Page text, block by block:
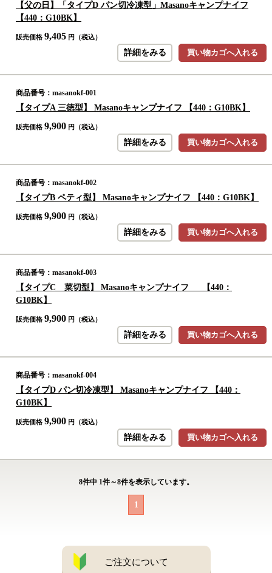
【父の日】「タイプD パン切冷凍型」Masanoキャンプナイフ
【440：G10BK】
販売価格 9,405 円（税込）
買い物カゴへ入れる
詳細をみる
商品番号：masanokf-001
【タイプA 三徳型】 Masanoキャンプナイフ 【440：G10BK】
販売価格 9,900 円（税込）
買い物カゴへ入れる
詳細をみる
商品番号：masanokf-002
【タイプB ペティ型】 Masanoキャンプナイフ 【440：G10BK】
販売価格 9,900 円（税込）
買い物カゴへ入れる
詳細をみる
商品番号：masanokf-003
【タイプC 菜切型】 Masanoキャンプナイフ 【440：
G10BK】
販売価格 9,900 円（税込）
買い物カゴへ入れる
詳細をみる
商品番号：masanokf-004
【タイプD パン切冷凍型】 Masanoキャンプナイフ 【440：
G10BK】
販売価格 9,900 円（税込）
買い物カゴへ入れる
詳細をみる
8件中 1件～8件を表示しています。
1
ご注文について